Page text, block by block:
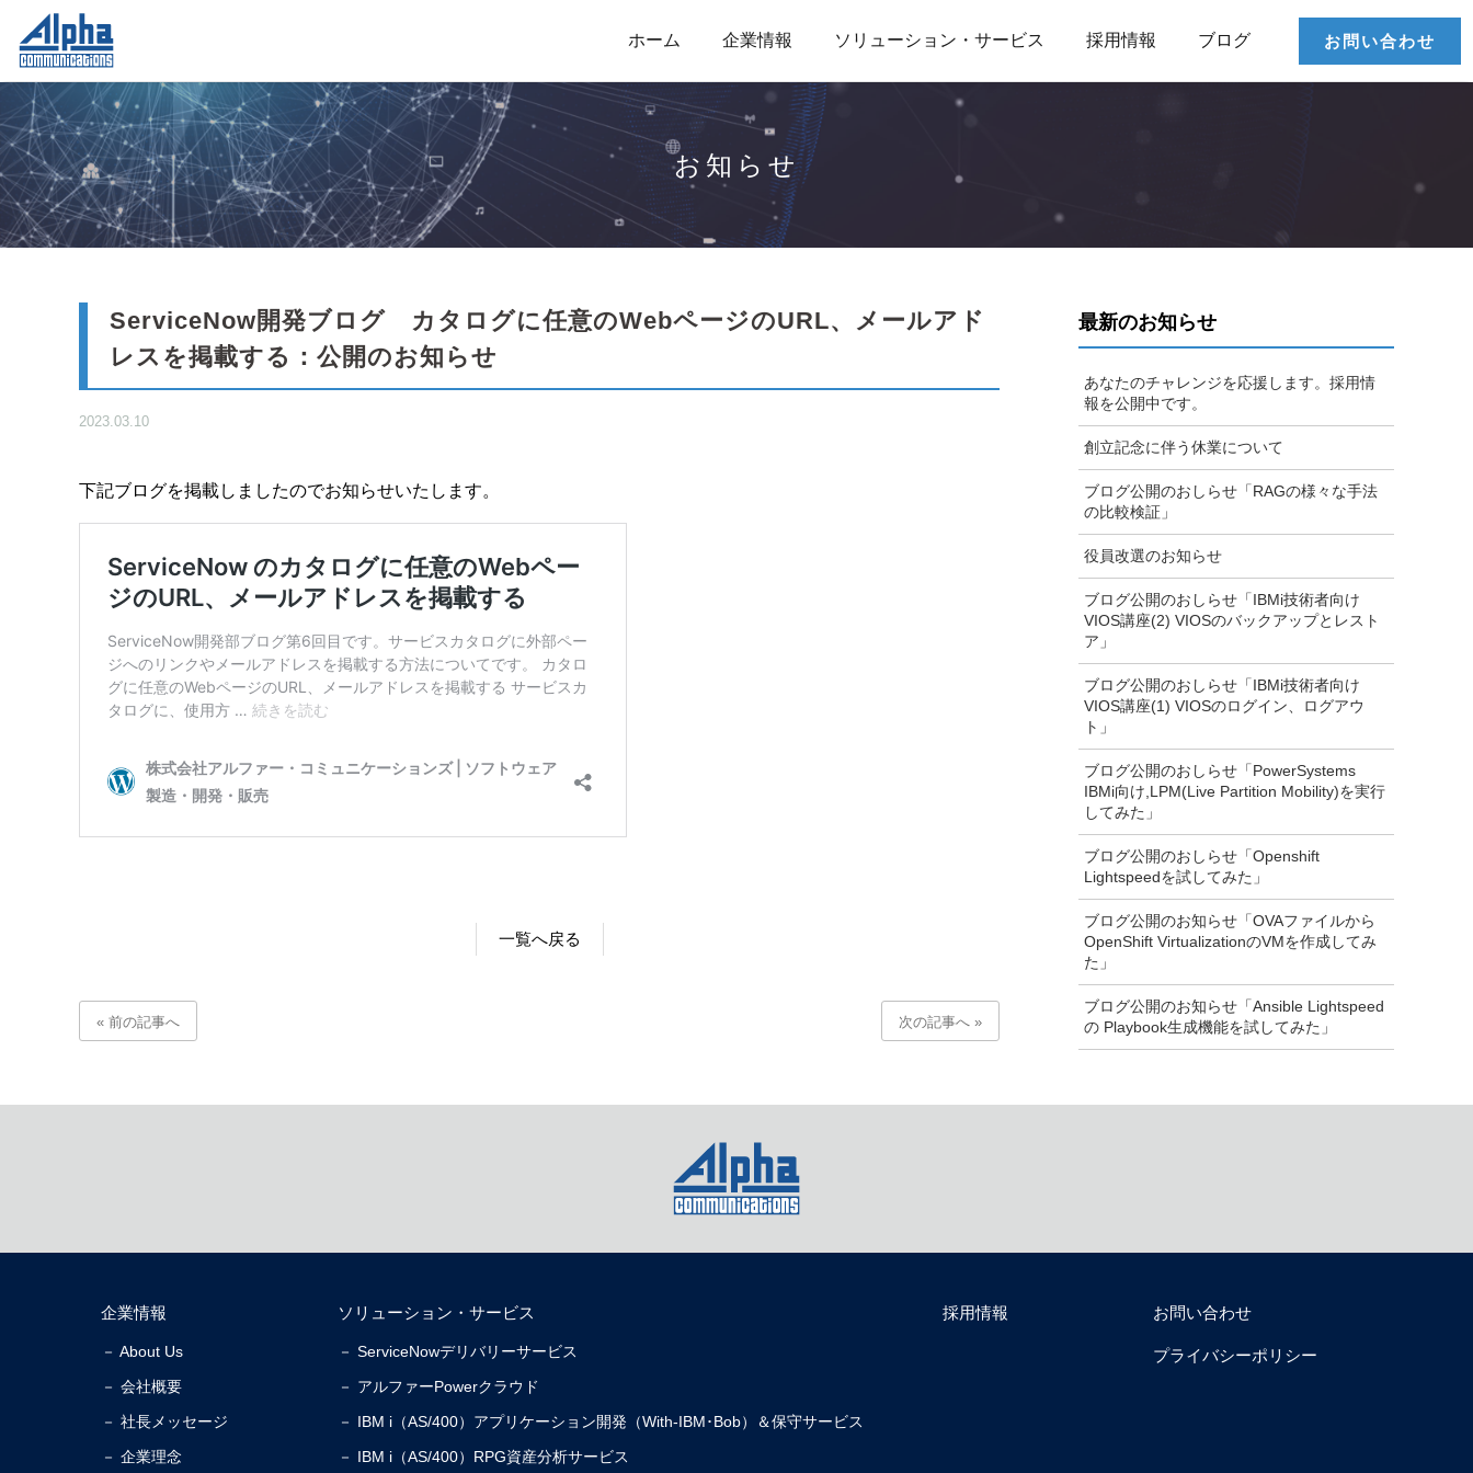
ホーム 企業情報 ソリューション・サービス 採用情報 ブログ お問い合わせ
お知らせ
ServiceNow開発ブログ カタログに任意のWebページのURL、メールアド
レスを掲載する：公開のお知らせ
2023.03.10
下記ブログを掲載しましたのでお知らせいたします。
一覧へ戻る
« 前の記事へ 次の記事へ »
最新のお知らせ
あなたのチャレンジを応援します。採用情
報を公開中です。
創立記念に伴う休業について
ブログ公開のおしらせ「RAGの様々な手法
の比較検証」
役員改選のお知らせ
ブログ公開のおしらせ「IBMi技術者向け
VIOS講座(2) VIOSのバックアップとレスト
ア」
ブログ公開のおしらせ「IBMi技術者向け
VIOS講座(1) VIOSのログイン、ログアウ
ト」
ブログ公開のおしらせ「PowerSystems
IBMi向け,LPM(Live Partition Mobility)を実行
してみた」
ブログ公開のおしらせ「Openshift
Lightspeedを試してみた」
ブログ公開のお知らせ「OVAファイルから
OpenShift VirtualizationのVMを作成してみ
た」
ブログ公開のお知らせ「Ansible Lightspeed
の Playbook生成機能を試してみた」
企業情報
－ About Us
－ 会社概要
－ 社長メッセージ
－ 企業理念
ソリューション・サービス
－ ServiceNowデリバリーサービス
－ アルファーPowerクラウド
－ IBM i（AS/400）アプリケーション開発（With-IBM･Bob）＆保守サービス
－ IBM i（AS/400）RPG資産分析サービス
採用情報 お問い合わせ
プライバシーポリシー